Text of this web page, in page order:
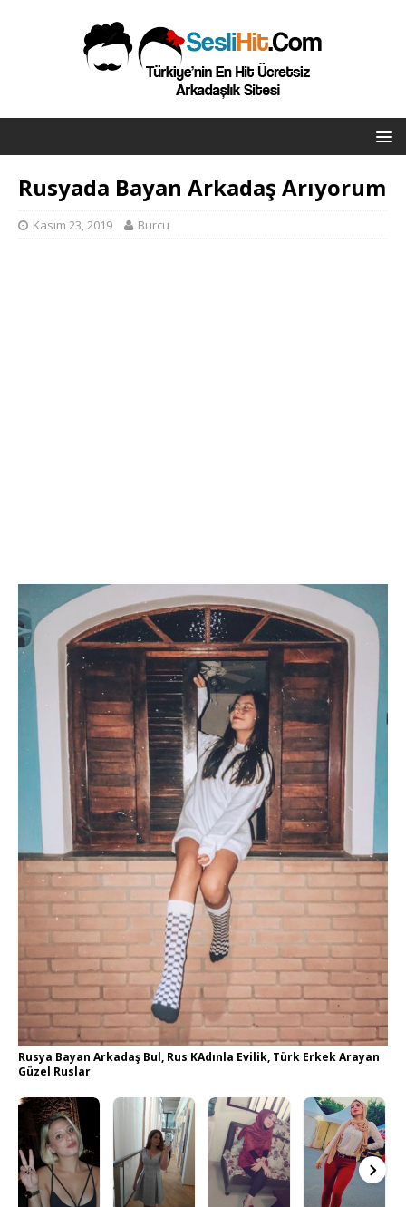
Rusyada Bayan Arkadaş Arıyorum
Kasım 23, 2019 Burcu
Rusya Bayan Arkadaş Bul, Rus KAdınla Evilik, Türk Erkek Arayan
Güzel Ruslar